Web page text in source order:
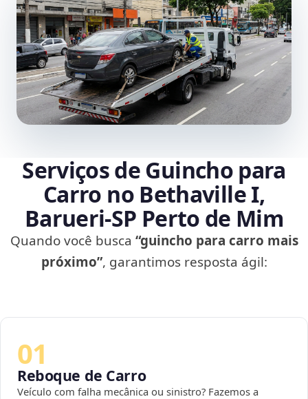
Serviços de Guincho para
Carro no Bethaville I,
Barueri‑SP Perto de Mim
Quando você busca “guincho para carro mais
próximo”, garantimos resposta ágil:
01
Reboque de Carro
Veículo com falha mecânica ou sinistro? Fazemos a